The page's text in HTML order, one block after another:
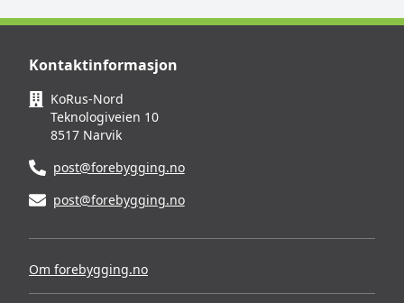
Kontaktinformasjon
KoRus-Nord
Teknologiveien 10
8517 Narvik
post@forebygging.no
post@forebygging.no
Om forebygging.no